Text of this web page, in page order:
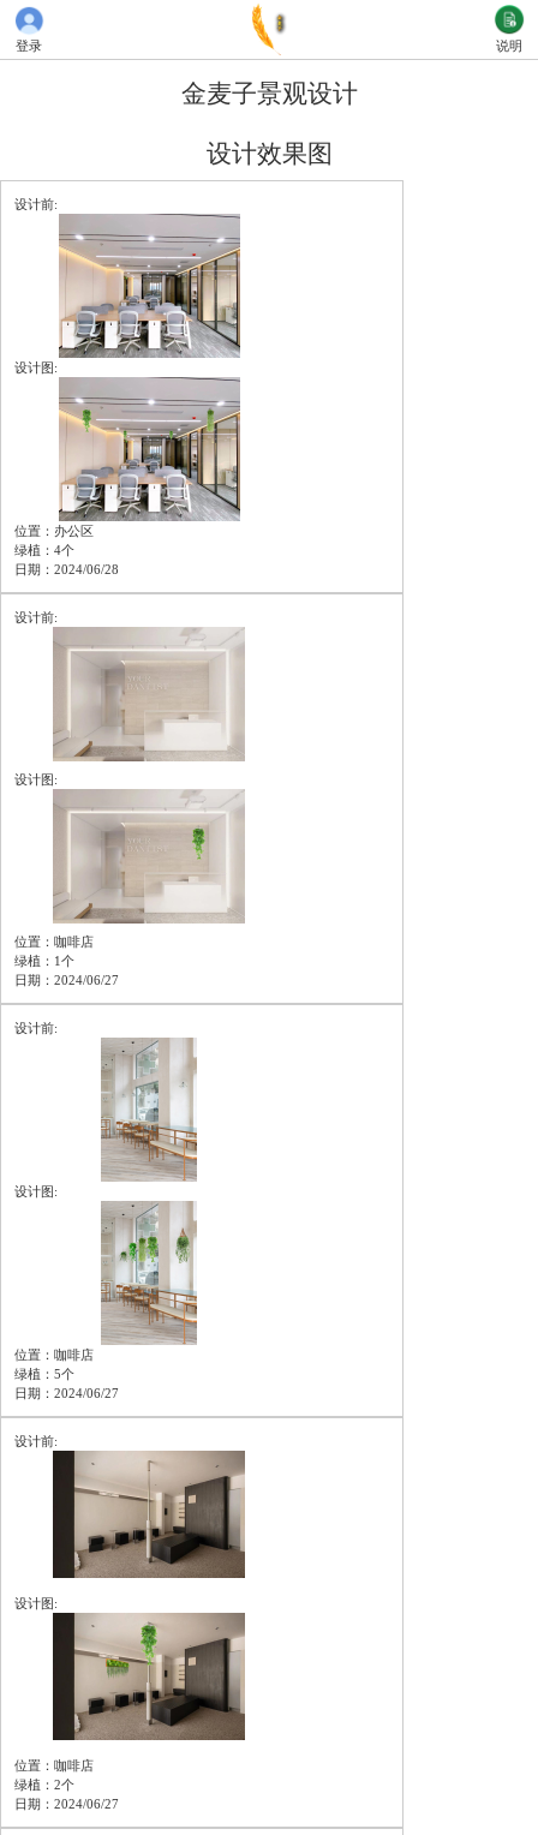
登录 说明
金麦子景观设计
设计效果图
设计前:
设计图:
位置：办公区
绿植：4个
日期：2024/06/28
设计前:
设计图:
位置：咖啡店
绿植：1个
日期：2024/06/27
设计前:
设计图:
位置：咖啡店
绿植：5个
日期：2024/06/27
设计前:
设计图:
位置：咖啡店
绿植：2个
日期：2024/06/27